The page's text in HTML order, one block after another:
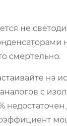
не
смертельно.
на
с